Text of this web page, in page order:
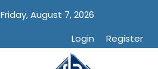
Friday, August 7, 2026
Login
Register